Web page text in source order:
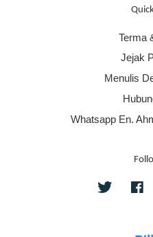
Terma
Jejak
Menulis
Whatsapp En.
Twitter